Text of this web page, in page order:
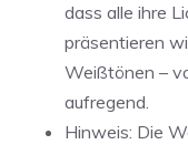
dass alle ihre
präsentieren
Weißtönen –
aufregend.
Hinweis: Die